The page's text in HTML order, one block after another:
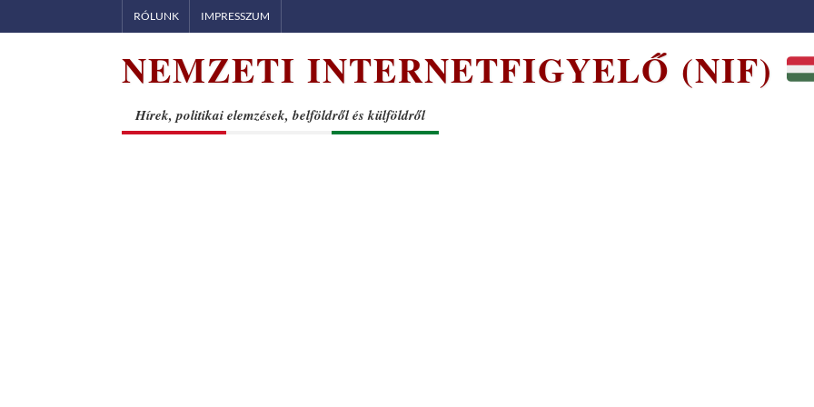
to
RÓLUNK IMPRESSZUM
NEMZETI INTERNETFIGYELŐ (NIF)
Hírek, politikai elemzések, belföldről és külföldről